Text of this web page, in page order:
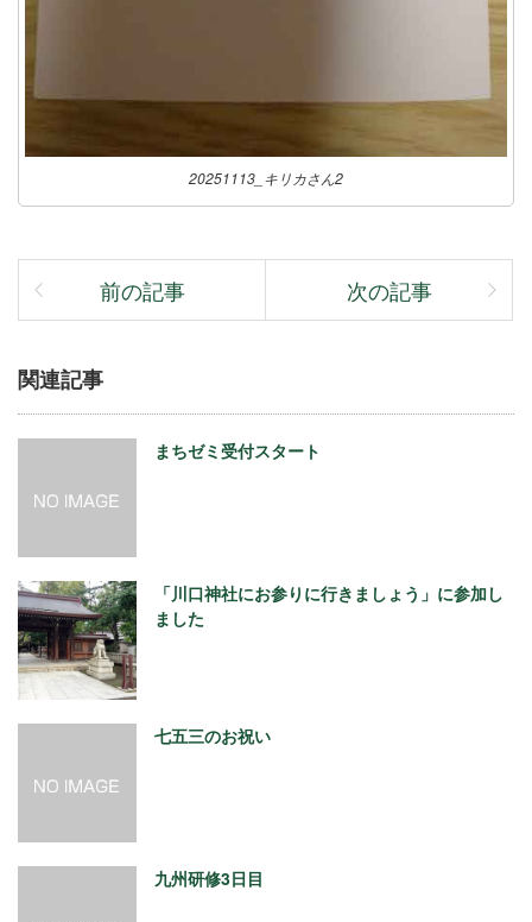
20251113_キリカさん2
前の記事 次の記事
関連記事
まちゼミ受付スタート
「川口神社にお参りに行きましょう」に参加し
ました
七五三のお祝い
九州研修3日目